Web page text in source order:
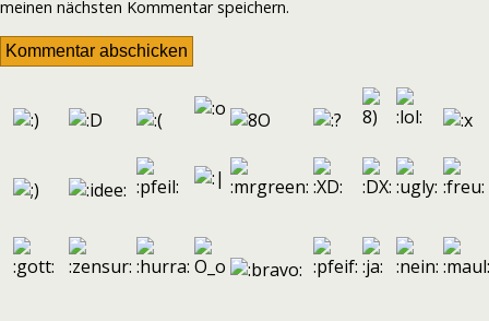
meinen nächsten Kommentar speichern.